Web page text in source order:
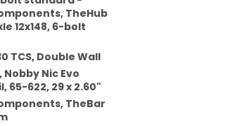
TheHub
12x148, 6-bolt
TCS, Double Wall
Nobby Nic Evo
65-622, 29 x 2.60"
TheBar